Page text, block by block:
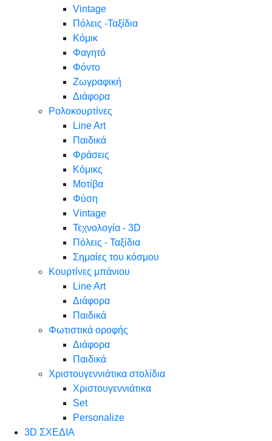
Vintage
Πόλεις -Ταξίδια
Κόμικ
Φαγητό
Φόντο
Ζωγραφική
Διάφορα
Ρολοκουρτίνες
Line Art
Παιδικά
Φράσεις
Κόμικς
Μοτίβα
Φύση
Vintage
Τεχνολογία - 3D
Πόλεις - Ταξίδια
Σημαίες του κόσμου
Κουρτίνες μπάνιου
Line Art
Διάφορα
Παιδικά
Φωτιστικά οροφής
Διάφορα
Παιδικά
Χριστουγεννιάτικα στολίδια
Χριστουγεννιάτικα
Set
Personalize
3D ΣΧΕΔΙΑ